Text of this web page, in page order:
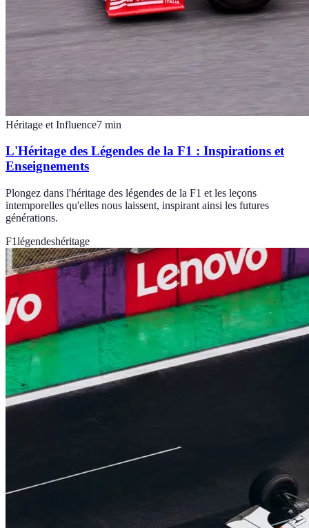
Héritage et Influence7 min
L'Héritage des Légendes de la F1 : Inspirations et
Enseignements
Plongez dans l'héritage des légendes de la F1 et les leçons
intemporelles qu'elles nous laissent, inspirant ainsi les futures
générations.
F1légendeshéritage